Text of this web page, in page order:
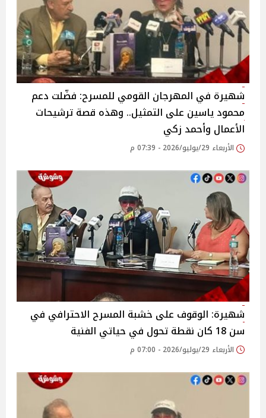
شهيرة في المهرجان القومي للمسرح: فضّلت دعم
محمود ياسين على التمثيل.. وهذه قصة ترشيحات
الأعمال وأحمد زكي
الأربعاء 29/يوليو/2026 - 07:39 م
شهيرة: الوقوف على خشبة المسرح الاحترافي في
سن 18 كان نقطة تحول في حياتي الفنية
الأربعاء 29/يوليو/2026 - 07:00 م